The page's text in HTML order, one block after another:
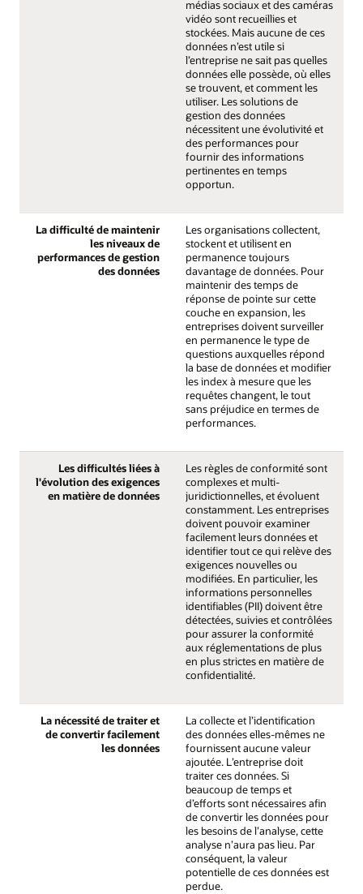
médias sociaux et des caméras
vidéo sont recueillies et
stockées. Mais aucune de ces
données n’est utile si
l’entreprise ne sait pas quelles
données elle possède, où elles
se trouvent, et comment les
utiliser. Les solutions de
gestion des données
nécessitent une évolutivité et
des performances pour
fournir des informations
pertinentes en temps
opportun.
La difficulté de maintenir
les niveaux de
performances de gestion
des données
Les organisations collectent,
stockent et utilisent en
permanence toujours
davantage de données. Pour
maintenir des temps de
réponse de pointe sur cette
couche en expansion, les
entreprises doivent surveiller
en permanence le type de
questions auxquelles répond
la base de données et modifier
les index à mesure que les
requêtes changent, le tout
sans préjudice en termes de
performances.
Les difficultés liées à
l'évolution des exigences
en matière de données
Les règles de conformité sont
complexes et multi-
juridictionnelles, et évoluent
constamment. Les entreprises
doivent pouvoir examiner
facilement leurs données et
identifier tout ce qui relève des
exigences nouvelles ou
modifiées. En particulier, les
informations personnelles
identifiables (PII) doivent être
détectées, suivies et contrôlées
pour assurer la conformité
aux réglementations de plus
en plus strictes en matière de
confidentialité.
La nécessité de traiter et
de convertir facilement
les données
La collecte et l’identification
des données elles-mêmes ne
fournissent aucune valeur
ajoutée. L’entreprise doit
traiter ces données. Si
beaucoup de temps et
d’efforts sont nécessaires afin
de convertir les données pour
les besoins de l’analyse, cette
analyse n’aura pas lieu. Par
conséquent, la valeur
potentielle de ces données est
perdue.